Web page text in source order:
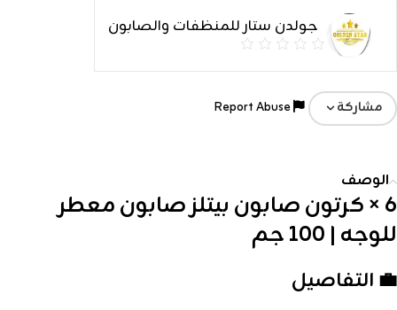
جولدن ستار للمنظفات والصابون
مشاركة
الوصف
6 × كرتون صابون بيتلز صابون معطر
للوجه | 100 جم
💼 التفاصيل